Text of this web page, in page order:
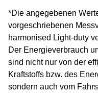
*Die angegebenen
vorgeschriebenen
harmonised Light-duty
Der Energieverbrauch
sind nicht nur von der
Kraftstoffs bzw. des
sondern auch vom